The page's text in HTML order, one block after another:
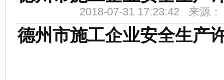
2018-07-31 17:23:42 来源
德州市施工企业安全生产